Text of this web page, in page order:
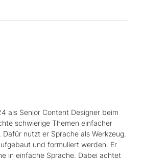
als Senior Content Designer beim
schwierige Themen einfacher
nutzt er Sprache als Werkzeug.
und formuliert werden. Er
in einfache Sprache. Dabei achtet